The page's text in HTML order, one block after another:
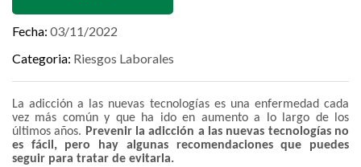
Fecha 03/11/2022
Categoria Riesgos Laborales
La adicción a las nuevas tecnologías es una enfermedad cada
vez más común y que ha ido en aumento a lo largo de los
últimos años. Prevenir la adicción a las nuevas tecnologías no
es fácil, pero hay algunas recomendaciones que puedes
seguir para tratar de evitarla.